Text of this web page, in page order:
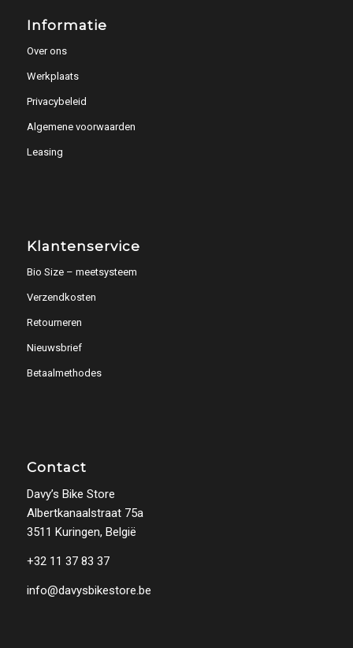
Informatie
Over ons
Werkplaats
Privacybeleid
Algemene voorwaarden
Leasing
Klantenservice
Bio Size – meetsysteem
Verzendkosten
Retourneren
Nieuwsbrief
Betaalmethodes
Contact
Davy’s Bike Store
Albertkanaalstraat 75a
3511 Kuringen, België
+32 11 37 83 37
info@davysbikestore.be